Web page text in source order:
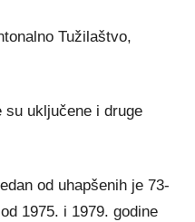
Tužilaštvo,
su uključene i druge
od uhapšenih je 73-
1975. i 1979. godine